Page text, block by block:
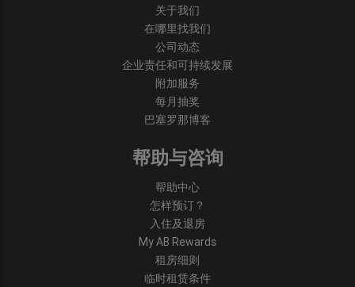
关于我们
在哪里找我们
公司动态
企业责任和可持续发展
附加服务
每月抽奖
巴塞罗那博客
帮助与咨询
帮助中心
怎样预订？
入住及退房
My AB Rewards
租房细则
临时租赁条件